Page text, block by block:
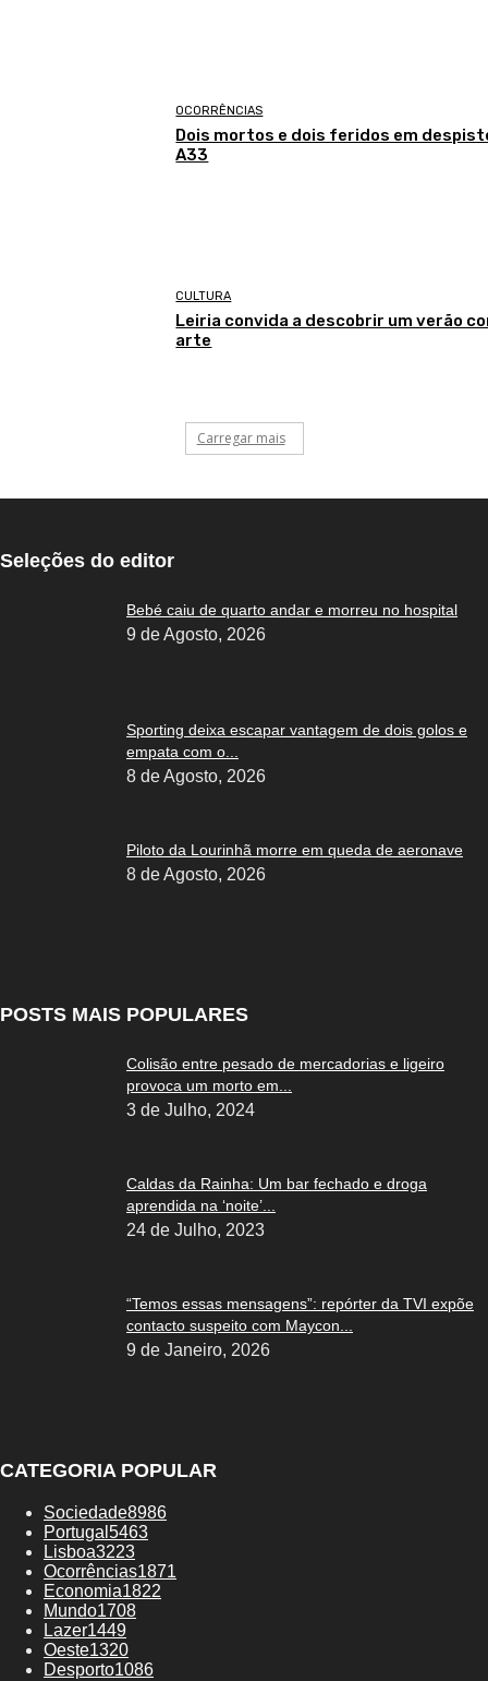
OCORRÊNCIAS
Dois mortos e dois feridos em
A33
CULTURA
Leiria convida a descobrir um verão
arte
Carregar mais
Seleções do editor
Bebé caiu de quarto andar e morreu no hospital
9 de Agosto, 2026
Sporting deixa escapar vantagem de dois golos e
empata com o...
8 de Agosto, 2026
Piloto da Lourinhã morre em queda de aeronave
8 de Agosto, 2026
POSTS MAIS POPULARES
Colisão entre pesado de mercadorias e ligeiro
provoca um morto em...
3 de Julho, 2024
Caldas da Rainha: Um bar fechado e droga
aprendida na ‘noite’...
24 de Julho, 2023
“Temos essas mensagens”: repórter da TVI expõe
contacto suspeito com Maycon...
9 de Janeiro, 2026
CATEGORIA POPULAR
Sociedade8986
Portugal 5463
Lisboa3223
Ocorrências1871
Economia1822
Mundo1708
Lazer1449
Oeste1320
Desporto1086